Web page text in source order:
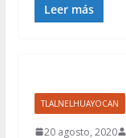
Leer más
TLALNELHUAYOCAN
20 agosto, 2020